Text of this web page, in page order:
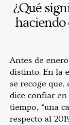
¿Qué
haciendo
Antes de
distinto. En la
se recoge que,
dice confiar
tiempo, “una
respecto al